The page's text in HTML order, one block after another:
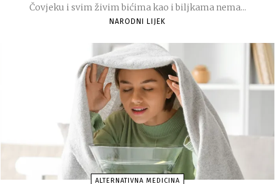
Čovjeku i svim živim bićima kao i biljkama nema...
NARODNI LIJEK
ALTERNATIVNA MEDICINA